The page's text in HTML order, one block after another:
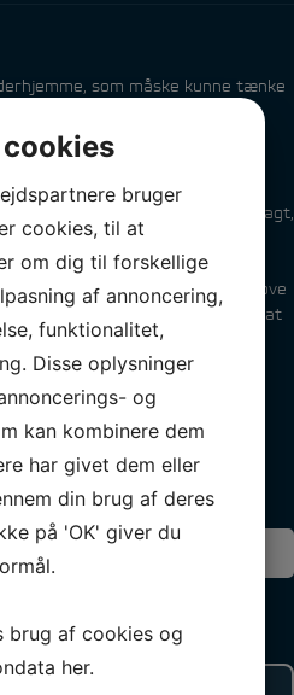
som måske kunne tænke
super nemt at komme i gang!
ting: et håndklæde.
til rådighed – båd, vest, våddragt,
om det er noget for dig.
imod nye sejlere i trygge og sjove
fællesskab og glæden ved at
med!
optimister/
– vi glæder os til at se jer på
bruger
cookies, til at
om dig til forskellige
af annoncering,
funktionalitet,
Disse oplysninger
og
kan kombinere dem
har givet dem eller
din brug af deres
på 'OK' giver du
brug af cookies og
her.